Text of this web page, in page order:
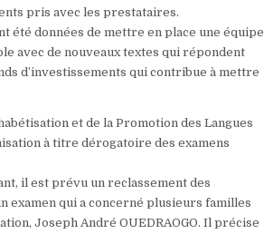
pris avec les prestataires.
été données de mettre en place une équipe
avec de nouveaux textes qui répondent
d’investissements qui contribue à mettre
et de la Promotion des Langues
à titre dérogatoire des examens
il est prévu un reclassement des
examen qui a concerné plusieurs familles
Joseph André OUEDRAOGO. Il précise